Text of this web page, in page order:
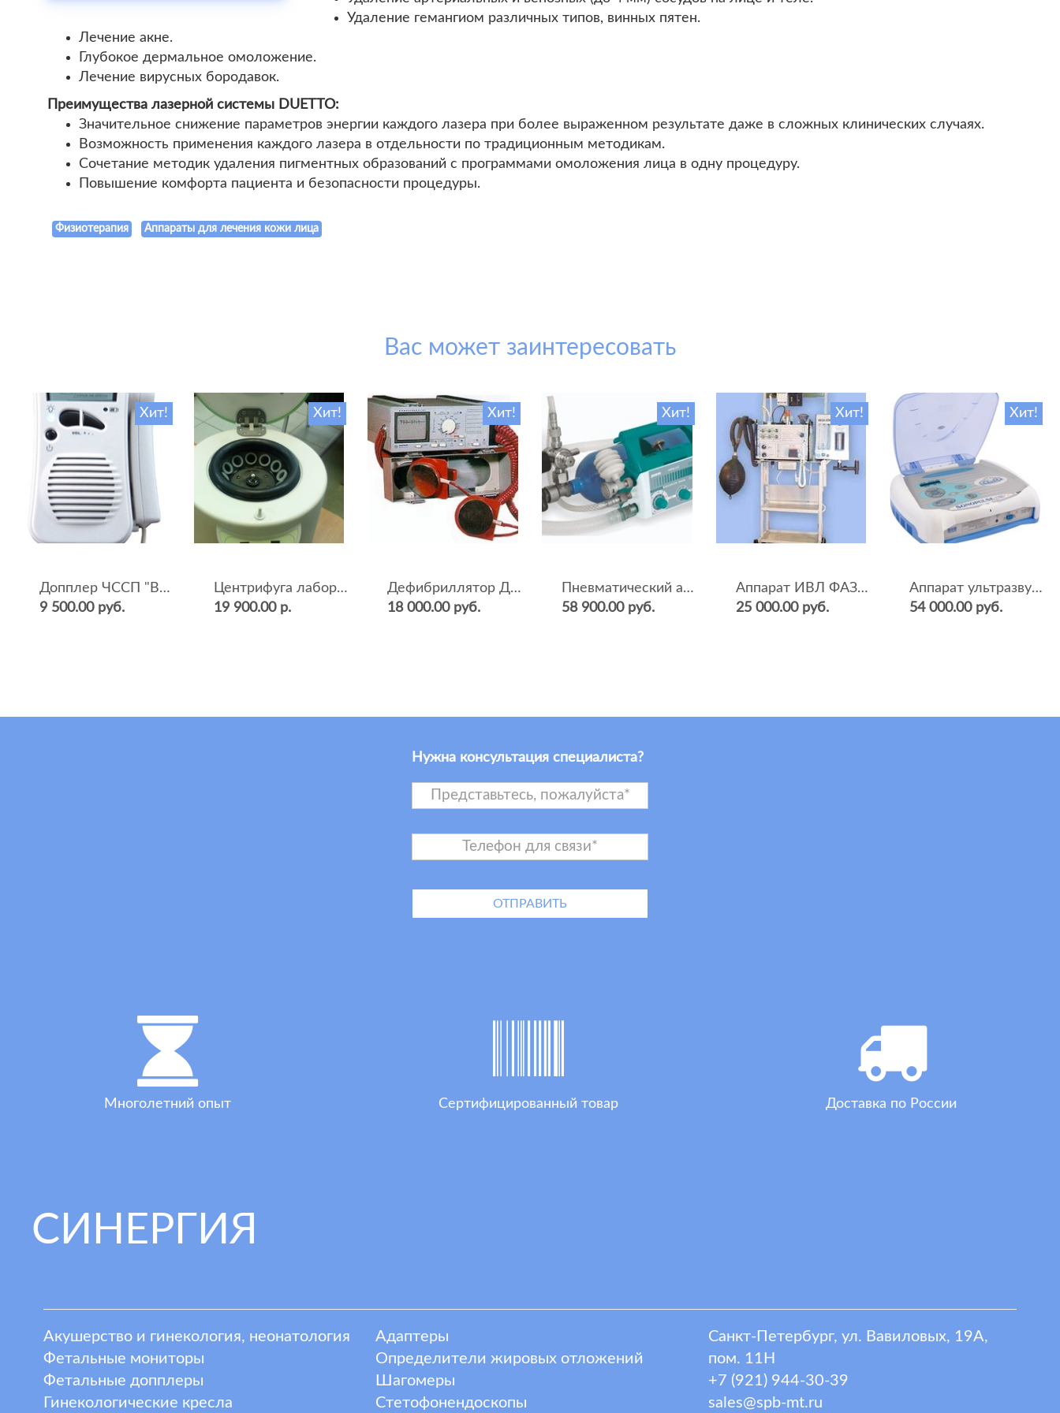
Удаление гемангиом различных типов, винных пятен.
Лечение акне.
Глубокое дермальное омоложение.
Лечение вирусных бородавок.
Преимущества лазерной системы DUETTO:
Значительное снижение параметров энергии каждого лазера при более выраженном результате даже в сложных клинических случаях.
Возможность применения каждого лазера в отдельности по традиционным методикам.
Сочетание методик удаления пигментных образований с программами омоложения лица в одну процедуру.
Повышение комфорта пациента и безопасности процедуры.
Физиотерапия Аппараты для лечения кожи лица
Вас может заинтересовать
Хит!
Допплер ЧССП "BF-500++" (фетальный, ультразвуковой)
9 500.00 руб.
Хит!
Центрифуга лабораторная СМ-12 (4000 об.мин, 12 пробирок)
19 900.00 р.
Хит!
Дефибриллятор ДКИ-Н-04
18 000.00 руб.
Хит!
Пневматический аппарат ИВЛ и оксигенотерапии портативный АИВЛп-2/20-«ТМТ»
58 900.00 руб.
Хит!
Аппарат ИВЛ ФАЗА-5НР
25 000.00 руб.
Хит!
Аппарат ультразвуковой терапии Sonopulse (мультичастотный 1 и 3 Мгц)
54 000.00 руб.
Нужна консультация специалиста?
Многолетний опыт Сертифицированный товар Доставка по России
СИНЕРГИЯ
Акушерство и гинекология, неонатология
Фетальные мониторы
Фетальные допплеры
Гинекологические кресла
Адаптеры
Определители жировых отложений
Шагомеры
Стетофонендоскопы
Санкт-Петербург, ул. Вавиловых, 19А,
пом. 11Н
+7 (921) 944-30-39
sales@spb-mt.ru